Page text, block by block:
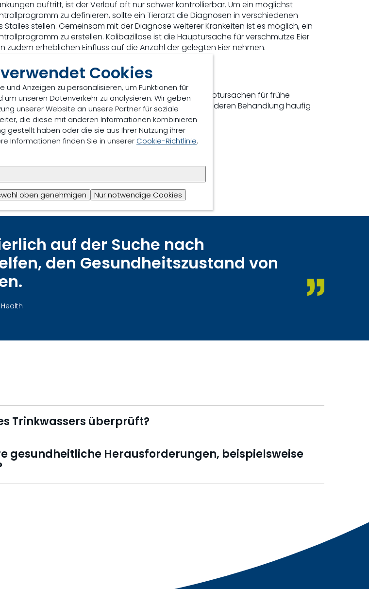
Cookies
und Anzeigen zu personalisieren, um Funktionen für
unseren Datenverkehr zu analysieren. Wir geben
unserer Website an unsere Partner für soziale
die diese mit anderen Informationen kombinieren
gestellt haben oder die sie aus Ihrer Nutzung ihrer
Informationen finden Sie in unserer Cookie-Richtlinie.
oben genehmigen Nur notwendige Cookies
auftritt, ist der Verlauf oft nur schwer kontrollierbar. Um ein möglichst
zu definieren, sollte ein Tierarzt die Diagnosen in verschiedenen
Stalles stellen. Gemeinsam mit der Diagnose weiterer Krankeiten ist es möglich, ein
zu erstellen. Kolibazillose ist die Hauptursache für verschmutze Eier
zudem erheblichen Einfluss auf die Anzahl der gelegten Eier nehmen.
auf den Landwirt
die Leistung der Tiere und ist eine der Hauptursachen für frühe
Erkrankung kann weitere Krankheiten verursachen, für deren Behandlung häufig
werden.
auf der Suche nach
den Gesundheitszustand von
Trinkwassers überprüft?
gesundheitliche Herausforderungen, beispielsweise